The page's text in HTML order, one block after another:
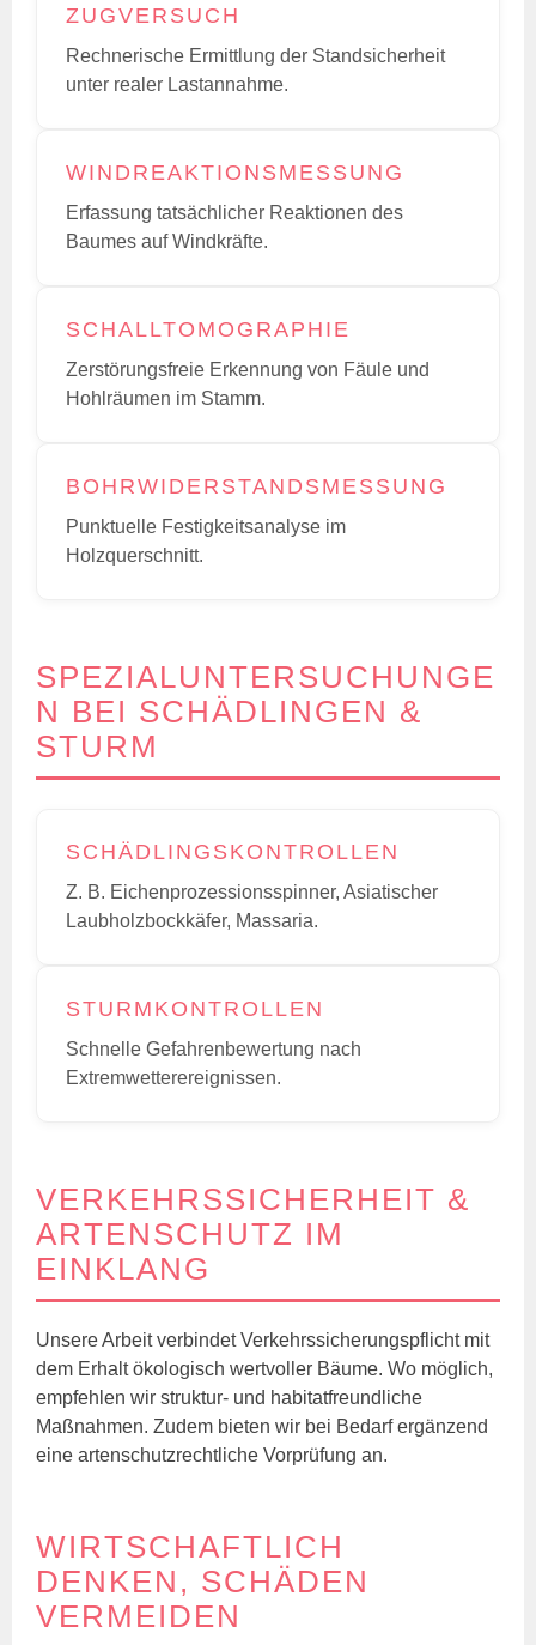
ZUGVERSUCH
Rechnerische Ermittlung der Standsicherheit
unter realer Lastannahme.
WINDREAKTIONSMESSUNG
Erfassung tatsächlicher Reaktionen des
Baumes auf Windkräfte.
SCHALLTOMOGRAPHIE
Zerstörungsfreie Erkennung von Fäule und
Hohlräumen im Stamm.
BOHRWIDERSTANDSMESSUNG
Punktuelle Festigkeitsanalyse im
Holzquerschnitt.
SPEZIALUNTERSUCHUNGE
N BEI SCHÄDLINGEN &
STURM
SCHÄDLINGSKONTROLLEN
Z. B. Eichenprozessionsspinner, Asiatischer
Laubholzbockkäfer, Massaria.
STURMKONTROLLEN
Schnelle Gefahrenbewertung nach
Extremwetterereignissen.
VERKEHRSSICHERHEIT &
ARTENSCHUTZ IM
EINKLANG
Unsere Arbeit verbindet Verkehrssicherungspflicht mit
dem Erhalt ökologisch wertvoller Bäume. Wo möglich,
empfehlen wir struktur- und habitatfreundliche
Maßnahmen. Zudem bieten wir bei Bedarf ergänzend
eine artenschutzrechtliche Vorprüfung an.
WIRTSCHAFTLICH
DENKEN, SCHÄDEN
VERMEIDEN